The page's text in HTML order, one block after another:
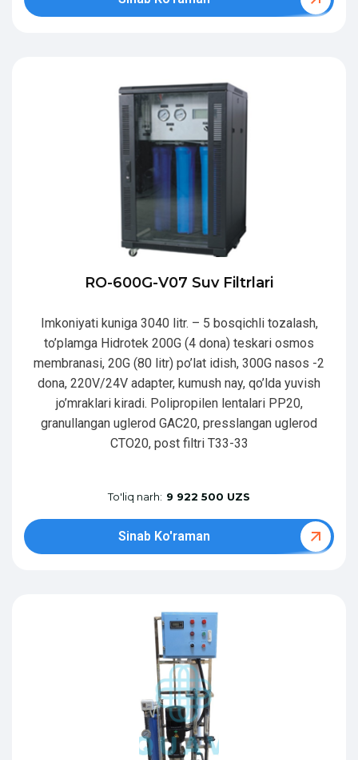
RO-600G-V07 Suv Filtrlari
Imkoniyati kuniga 3040 litr. – 5 bosqichli tozalash,
to’plamga Hidrotek 200G (4 dona) teskari osmos
membranasi, 20G (80 litr) po’lat idish, 300G nasos -2
dona, 220V/24V adapter, kumush nay, qo’lda yuvish
jo’mraklari kiradi. Polipropilen lentalari PP20,
granullangan uglerod GAC20, presslangan uglerod
CTO20, post filtri T33-33
To'liq narh: 9 922 500 UZS
Sinab Ko'raman